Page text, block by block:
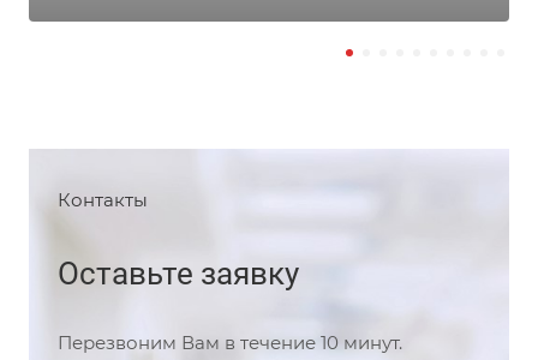
Контакты
Оставьте заявку
Перезвоним Вам в течение 10 минут.